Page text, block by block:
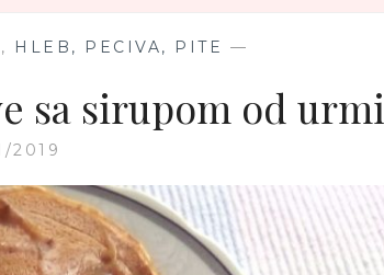
, HLEB, PECIVA, PITE —
sa sirupom od urmi
2019